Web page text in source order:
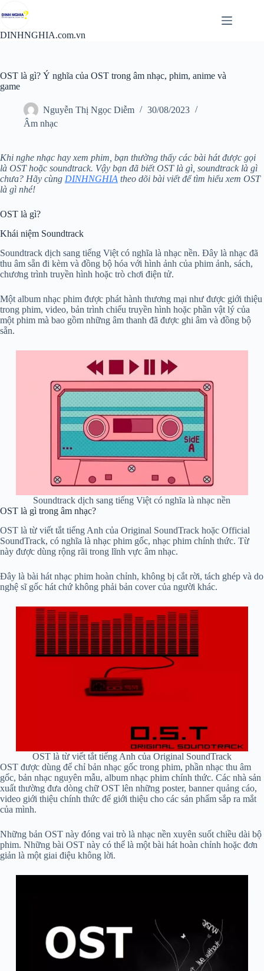
đến
nội
DINHNGHIA.com.vn
OST là gì? Ý nghĩa của OST trong âm nhạc, phim, anime và
game
Nguyễn Thị Ngọc Diễm
30/08/2023
Âm nhạc
Khi nghe nhạc hay xem phim, bạn thường thấy các bài hát được gọi
là OST hoặc soundtrack. Vậy bạn đã biết OST là gì, soundtrack là gì
chưa? Hãy cùng DINHNGHIA theo dõi bài viết để tìm hiểu xem OST
là gì nhé!
OST là gì?
Khái niệm Soundtrack
Soundtrack dịch sang tiếng Việt có nghĩa là nhạc nền. Đây là nhạc đã
thu âm sẵn đi kèm và đồng bộ hóa với hình ảnh của phim ảnh, sách,
chương trình truyền hình hoặc trò chơi điện tử.
Một album nhạc phim được phát hành thương mại như được giới thiệu
trong phim, video, bản trình chiếu truyền hình hoặc phần vật lý của
một phim mà bao gồm những âm thanh đã được ghi âm và đồng bộ
sẵn.
Soundtrack dịch sang tiếng Việt có nghĩa là nhạc nền
OST là gì trong âm nhạc?
OST là từ viết tắt tiếng Anh của Original SoundTrack hoặc Official
SoundTrack, có nghĩa là nhạc phim gốc, nhạc phim chính thức. Từ
này được dùng rộng rãi trong lĩnh vực âm nhạc.
Đây là bài hát nhạc phim hoàn chỉnh, không bị cắt rời, tách ghép và do
nghệ sĩ gốc hát chứ không phải bản cover của người khác.
OST là từ viết tắt tiếng Anh của Original SoundTrack
OST được dùng để chỉ bản nhạc gốc trong phim, phần nhạc thu âm
gốc, bản nhạc nguyên mẫu, album nhạc phim chính thức. Các nhà sản
xuất thường đưa dòng chữ OST lên những poster, banner quảng cáo,
video giới thiệu chính thức để giới thiệu cho các sản phẩm sắp ra mắt
của mình.
Những bản OST này đóng vai trò là nhạc nền xuyên suốt chiều dài bộ
phim. Những bài OST này có thể là một bài hát hoàn chỉnh hoặc đơn
giản là một giai điệu không lời.